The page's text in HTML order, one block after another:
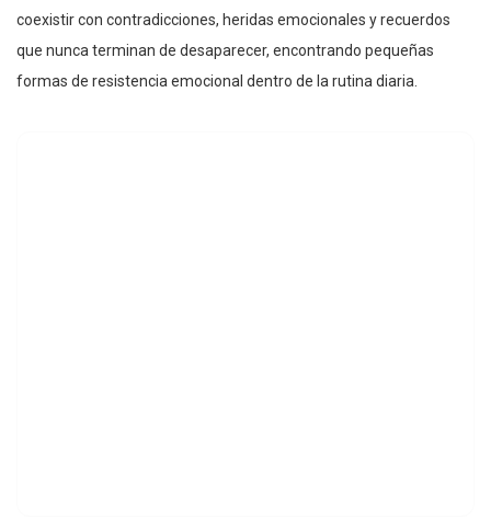
coexistir con contradicciones, heridas emocionales y recuerdos
que nunca terminan de desaparecer, encontrando pequeñas
formas de resistencia emocional dentro de la rutina diaria.